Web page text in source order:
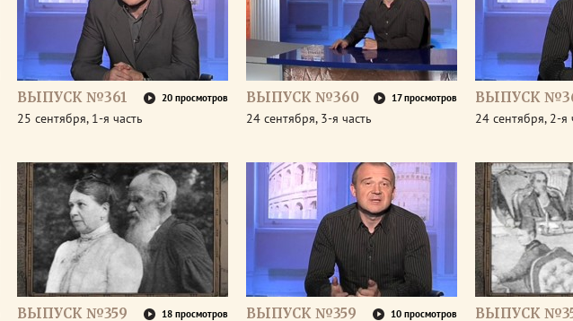
ВЫПУСК №361 20 просмотров
25 сентября, 1-я часть
ВЫПУСК №360 17 просмотров
24 сентября, 3-я часть
ВЫПУСК
24 сентября, 2-я
ВЫПУСК №359 18 просмотров ВЫПУСК №359 10 просмотров ВЫПУСК